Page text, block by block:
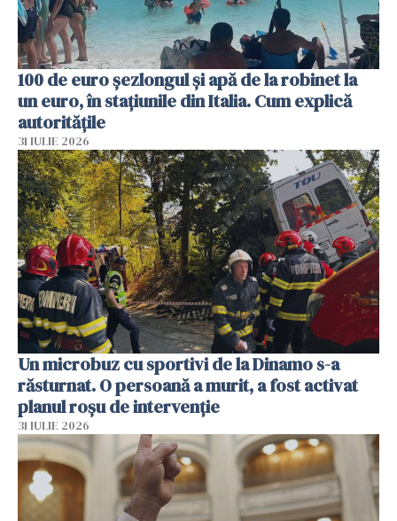
100 de euro șezlongul și apă de la robinet la
un euro, în stațiunile din Italia. Cum explică
autoritățile
31 IULIE 2026
Un microbuz cu sportivi de la Dinamo s-a
răsturnat. O persoană a murit, a fost activat
planul roșu de intervenție
31 IULIE 2026